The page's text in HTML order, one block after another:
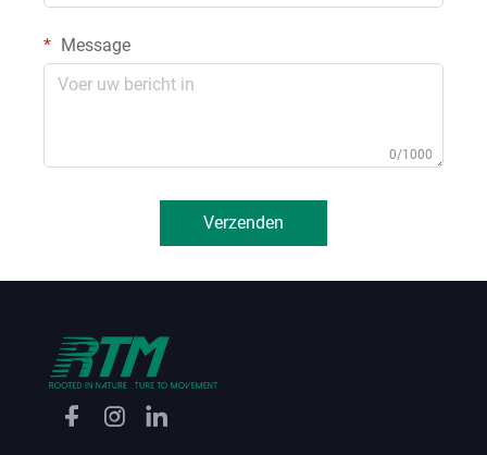
Message
0/1000
Verzenden